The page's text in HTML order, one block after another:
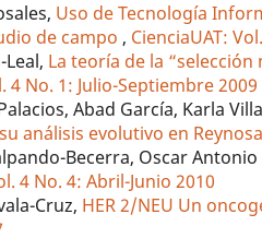
Uso de Tecnología
de campo, CienciaUAT:
La teoría de la
4 No. 1: Julio-Septiembre 2009
Abad García, Karla
análisis evolutivo en
Becerra, Oscar
4 No. 4: Abril-Junio 2010
Cruz, HER 2/NEU Un